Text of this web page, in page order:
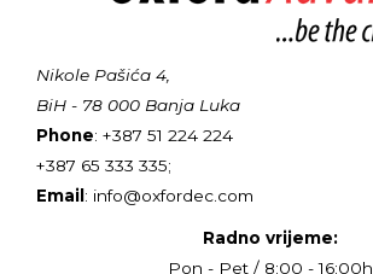
Nikole Pašića 4,
BiH - 78 000 Banja Luka
Phone: +387 51 224 224
+387 65 333 335;
Email : info@oxfordec.com
Radno vrijeme:
Pon - Pet / 8:00 - 16:00h